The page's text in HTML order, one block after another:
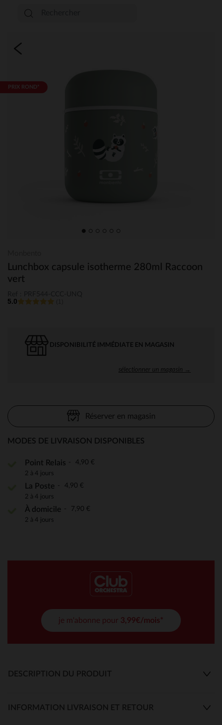
PRIX ROND*
Lunchbox capsule isotherme 280ml Raccoon
vert
5.0
DISPONIBILITÉ IMMÉDIATE EN MAGASIN
sélectionner un magasin →
Réserver en magasin
MODES DE LIVRAISON DISPONIBLES
Point Relais 4,90 €
2 à 4 jours
La Poste 4,90 €
2 à 4 jours
À domicile 7,90 €
2 à 4 jours
je m'abonne pour 3,99€/mois*
DESCRIPTION DU PRODUIT
INFORMATION LIVRAISON ET RETOUR